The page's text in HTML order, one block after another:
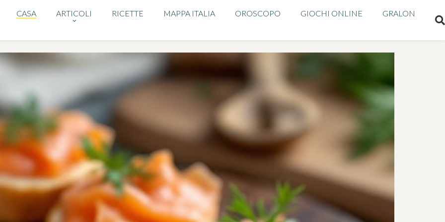
CASA ARTICOLI RICETTE MAPPA ITALIA OROSCOPO GIOCHI ONLINE GRALON